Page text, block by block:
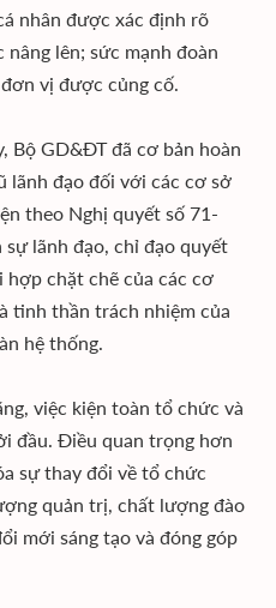
nhân được xác định rõ
lên; sức mạnh đoàn
vị được củng cố.
Bộ GD&ĐT đã cơ bản hoàn
lãnh đạo đối với các cơ sở
theo Nghị quyết số 71-
lãnh đạo, chỉ đạo quyết
hợp chặt chẽ của các cơ
tinh thần trách nhiệm của
hệ thống.
việc kiện toàn tổ chức và
đầu. Điều quan trọng hơn
sự thay đổi về tổ chức
quản trị, chất lượng đào
mới sáng tạo và đóng góp